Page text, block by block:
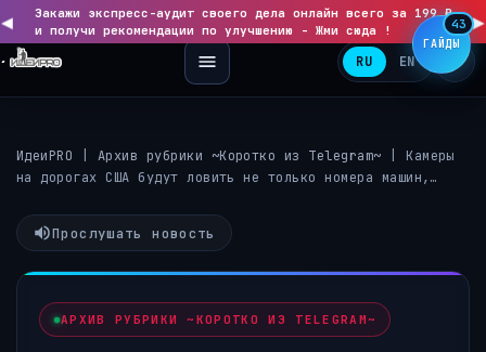
◀
Закажи экспресс-аудит своего дела онлайн всего за 199 ₽
и получи рекомендации по улучшению - Жми сюда ! ▶
RU EN
ИдеиPRO Архив рубрики ~Коротко из Telegram~
Камеры
на дорогах США будут ловить не только номера машин,…
Прослушать новость
АРХИВ РУБРИКИ ~КОРОТКО ИЗ TELEGRAM~
ГАЙДЫ
43